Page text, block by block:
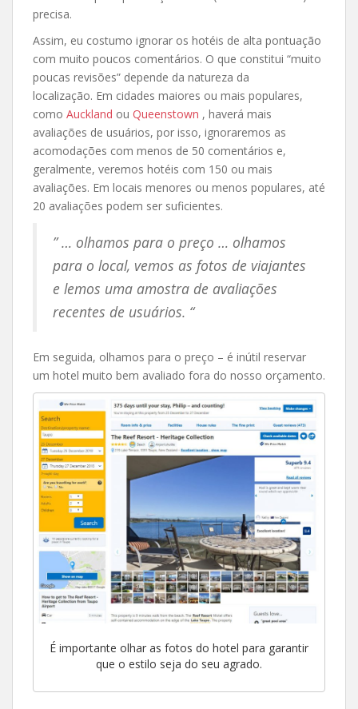
precisa.
Assim, eu costumo ignorar os hotéis de alta pontuação
com muito poucos comentários. O que constitui “muito
poucas revisões” depende da natureza da
localização. Em cidades maiores ou mais populares,
como Auckland ou Queenstown , haverá mais
avaliações de usuários, por isso, ignoraremos as
acomodações com menos de 50 comentários e,
geralmente, veremos hotéis com 150 ou mais
avaliações. Em locais menores ou menos populares, até
20 avaliações podem ser suficientes.
” … olhamos para o preço … olhamos
para o local, vemos as fotos de viajantes
e lemos uma amostra de avaliações
recentes de usuários. “
Em seguida, olhamos para o preço – é inútil reservar
um hotel muito bem avaliado fora do nosso orçamento.
É importante olhar as fotos do hotel para garantir
que o estilo seja do seu agrado.